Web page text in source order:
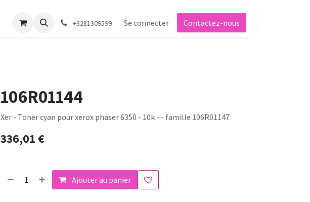
+3281309599 Se connecter Contactez-nous
106R01144
Xer - Toner cyan pour xerox phaser 6350 - 10k - - famille 106R01147
336,01€
Ajouter au panier